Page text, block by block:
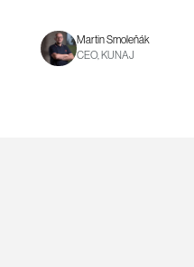
Martin Smoleňák
CEO, KUNAJ